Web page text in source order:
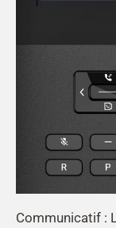
Communicatif :